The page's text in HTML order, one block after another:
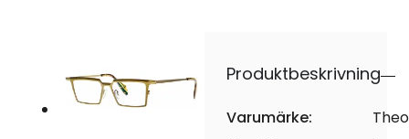
Produktbeskrivning
Varumärke:
Theo